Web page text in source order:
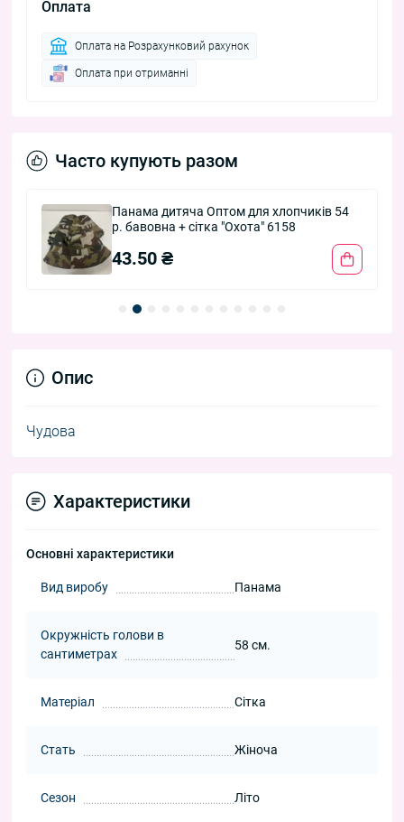
Оплата
Оплата на Розрахунковий рахунок
Оплата при отриманні
Часто купують разом
Панама дитяча Оптом для хлопчиків 54
р. бавовна + сітка "Охота" 6158
43.50 ₴
Опис
Чудова
Характеристики
Основні характеристики
Вид виробу Панама
Окружність голови в
сантиметрах
58 см.
Матеріал Сітка
Стать Жіноча
Сезон Літо